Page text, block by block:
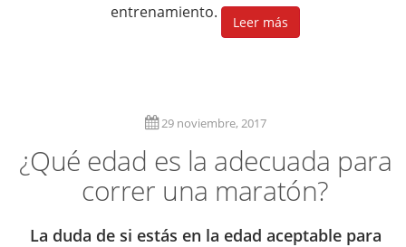
entrenamiento.
Leer más
29 noviembre, 2017
¿Qué edad es la adecuada para
correr una maratón?
La duda de si estás en la edad aceptable para